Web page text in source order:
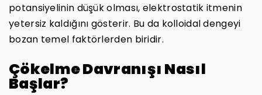
potansiyelinin düşük olması, elektrostatik itmenin
yetersiz kaldığını gösterir. Bu da kolloidal dengeyi
bozan temel faktörlerden biridir.
Çökelme Davranışı Nasıl
Başlar?